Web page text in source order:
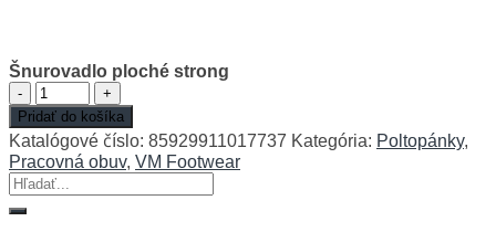
Šnurovadlo ploché strong
množstvo
Šnurovadlo
ploché
strong
Pridať do košíka
Katalógové číslo: 85929911017737 Kategória: Poltopánky,
Pracovná obuv, VM Footwear
Hľadať: